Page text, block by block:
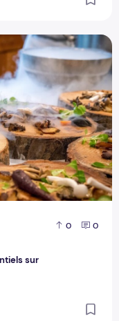
0 0
sur
sur